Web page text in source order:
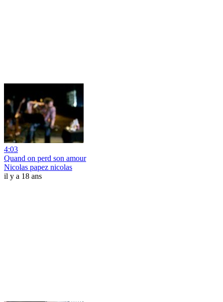
4:03
Quand on perd son amour
Nicolas papez nicolas
il y a 18 ans